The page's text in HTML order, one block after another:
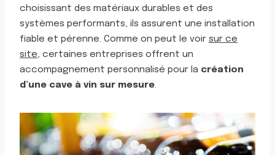
choisissant des matériaux durables et des
systèmes performants, ils assurent une installation
fiable et pérenne. Comme on peut le voir sur ce
site, certaines entreprises offrent un
accompagnement personnalisé pour la création
d’une cave à vin sur mesure.